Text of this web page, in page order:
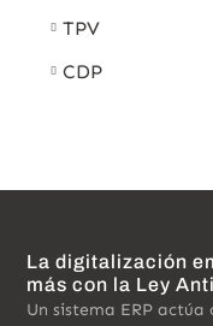
TPV
CDP
La digitalización
más con la Ley
Un sistema ERP actúa